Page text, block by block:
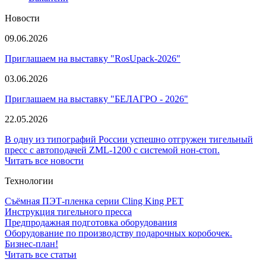
Новости
09.06.2026
Приглашаем на выставку "RosUpack-2026"
03.06.2026
Приглашаем на выставку "БЕЛАГРО - 2026"
22.05.2026
В одну из типографий России успешно отгружен тигельный
пресс с автоподачей ZML-1200 с системой нон-стоп.
Читать все новости
Технологии
Съёмная ПЭТ-пленка серии Cling King PET
Инструкция тигельного пресса
Предпродажная подготовка оборудования
Оборудование по производству подарочных коробочек.
Бизнес-план!
Читать все статьи